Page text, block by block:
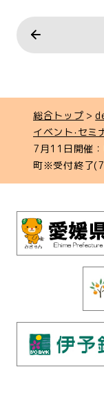
総合トップ
イベント‧セミ
7月11日開催
町※受付終了